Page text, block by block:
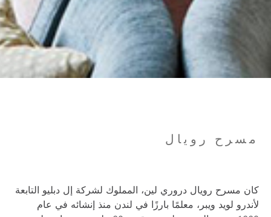
مسرح رويال
كان مسرح رويال دروري لين، المملوك لشركة إل دبليو التابعة
لأندرو لويد ويبر، معلمًا بارزًا في لندن منذ إنشائه في عام